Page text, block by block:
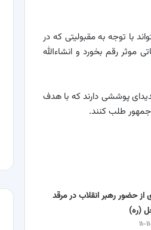
با توجه به مقبولیتی که در
موثر رقم بخورد و انشاءالله
پوششی دارند که با هدف
جمهور طلب کنند.
از حضور رهبر انقلاب در مرقد
(ره)